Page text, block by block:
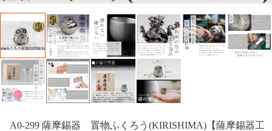
A0-299 薩摩錫器 置物ふくろう(KIRISHIMA)【薩摩錫器工